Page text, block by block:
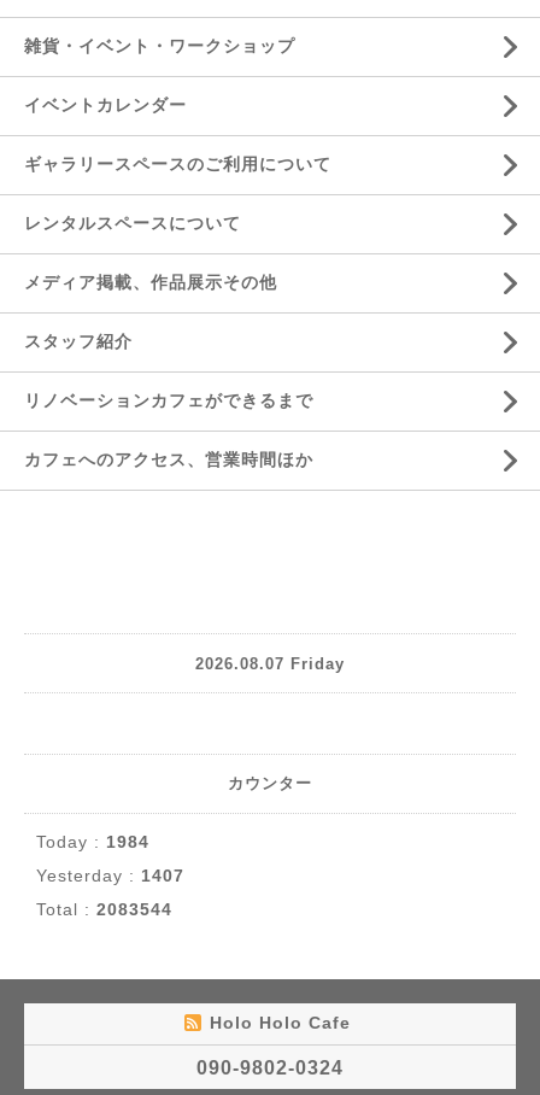
雑貨・イベント・ワークショップ
イベントカレンダー
ギャラリースペースのご利用について
レンタルスペースについて
メディア掲載、作品展示その他
スタッフ紹介
リノベーションカフェができるまで
カフェへのアクセス、営業時間ほか
2026.08.07 Friday
カウンター
Today : 1984
Yesterday : 1407
Total : 2083544
Holo Holo Cafe
090-9802-0324